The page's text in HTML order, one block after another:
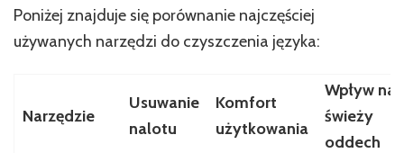
Poniżej znajduje się porównanie najczęściej
używanych narzędzi do czyszczenia języka:
Narzędzie
Usuwanie
nalotu
Komfort
użytkowania
Wpływ na
świeży
oddech